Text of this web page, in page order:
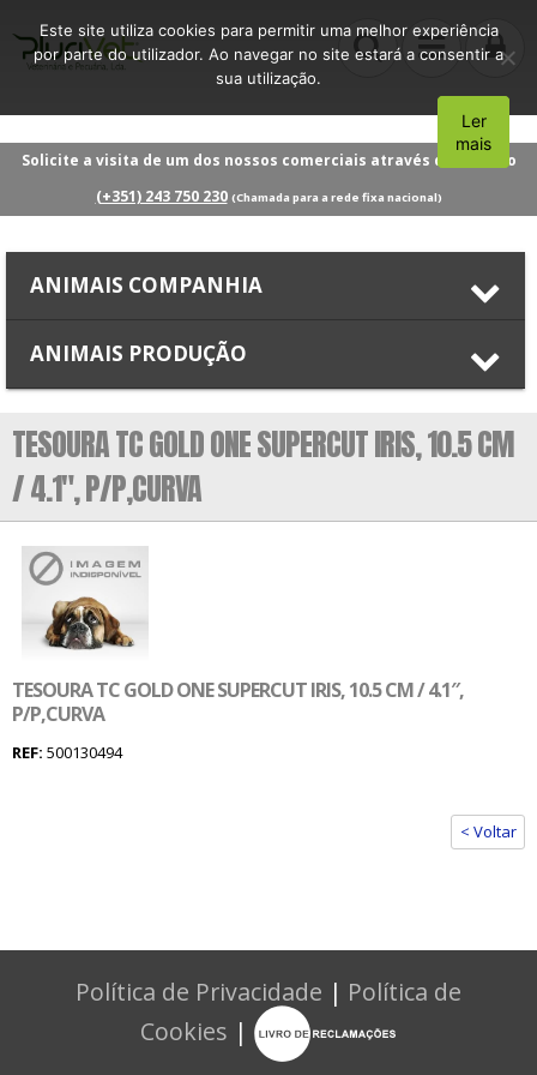
Solicite a visita de um dos nossos comerciais através do número
(+351) 243 750 230 (Chamada para a rede fixa nacional)
ANIMAIS COMPANHIA
ANIMAIS PRODUÇÃO
TESOURA TC GOLD ONE SUPERCUT IRIS, 10.5 CM
/ 4.1″, P/P,CURVA
TESOURA TC GOLD ONE SUPERCUT IRIS, 10.5 CM / 4.1″,
P/P,CURVA
REF: 500130494
< Voltar
Política de Privacidade | Política de
Cookies |
Este site utiliza cookies para permitir uma melhor experiência
por parte do utilizador. Ao navegar no site estará a consentir a
sua utilização.
Aceito
Ler
mais